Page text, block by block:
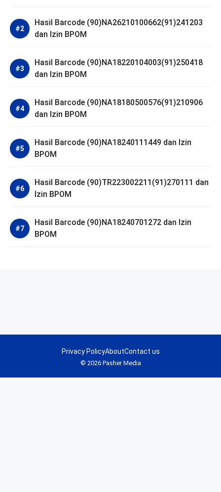
Hasil Barcode (90)NA26210100662(91)241203
dan Izin BPOM
Hasil Barcode (90)NA18220104003(91)250418
dan Izin BPOM
Hasil Barcode (90)NA18180500576(91)210906
dan Izin BPOM
Hasil Barcode (90)NA18240111449 dan Izin
BPOM
Hasil Barcode (90)TR223002211(91)270111 dan
Izin BPOM
Hasil Barcode (90)NA18240701272 dan Izin
BPOM
© 2026 Pasher Media
Privacy PolicyAboutContact us